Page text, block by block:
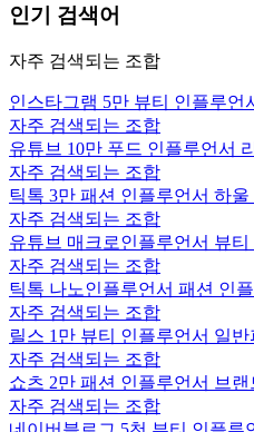
인기 검색어
자주 검색되는 조합
인스타그램 5만 뷰티 인플루언
자주 검색되는 조합
유튜브 10만 푸드 인플루언서
자주 검색되는 조합
틱톡 3만 패션 인플루언서 하울
자주 검색되는 조합
유튜브 매크로인플루언서 뷰
자주 검색되는 조합
틱톡 나노인플루언서 패션 인
자주 검색되는 조합
릴스 1만 뷰티 인플루언서 일반
자주 검색되는 조합
쇼츠 2만 패션 인플루언서 브
자주 검색되는 조합